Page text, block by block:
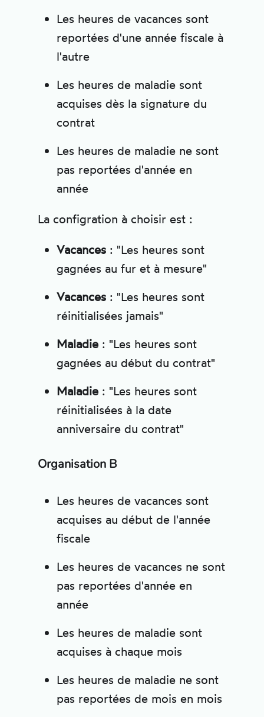
Les heures de vacances sont
reportées d'une année fiscale à
l'autre
Les heures de maladie sont
acquises dès la signature du
contrat
Les heures de maladie ne sont
pas reportées d'année en
année
La configration à choisir est :
Vacances : "Les heures sont
gagnées au fur et à mesure"
Vacances : "Les heures sont
réinitialisées jamais"
Maladie : "Les heures sont
gagnées au début du contrat"
Maladie : "Les heures sont
réinitialisées à la date
anniversaire du contrat"
Organisation B
Les heures de vacances sont
acquises au début de l'année
fiscale
Les heures de vacances ne sont
pas reportées d'année en
année
Les heures de maladie sont
acquises à chaque mois
Les heures de maladie ne sont
pas reportées de mois en mois